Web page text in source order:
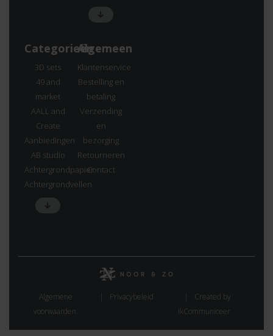
Categorieën
3D sets
49 and
market
AALL and
Create
Aanbiedingen
AB studio
Achtergrondpapier
Achtergrondvellen
Algemeen
Klantenservice
Bestelling en
betaling
Verzending
en
bezorging
Retourneren
Contact
Algemene
voorwaarden.
Privacybeleid
Created by
IkCommuniceer